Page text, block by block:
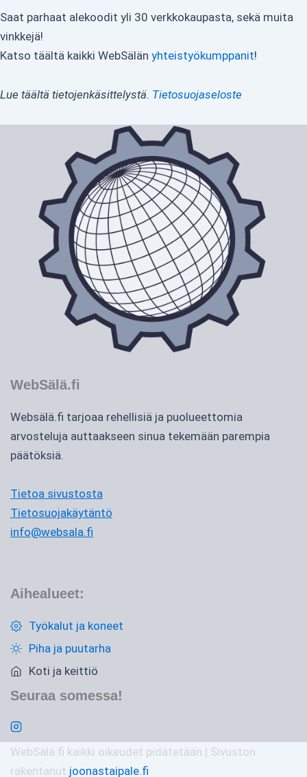
Saat parhaat alekoodit yli 30 verkkokaupasta, sekä muita
vinkkejä!
Katso täältä kaikki WebSälän yhteistyökumppanit!
Lue täältä tietojenkäsittelystä. Tietosuojaseloste
WebSälä.fi
Websälä.fi tarjoaa rehellisiä ja puolueettomia
arvosteluja auttaakseen sinua tekemään parempia
päätöksiä.
Tietoa sivustosta
Tietosuojakäytäntö
info@websala.fi
Aihealueet:
Työkalut ja koneet
Piha ja puutarha
Koti ja keittiö
Seuraa somessa!
WebSälä.fi kaikki oikeudet pidätetään | Sivuston
rakentanut joonastaipale.fi